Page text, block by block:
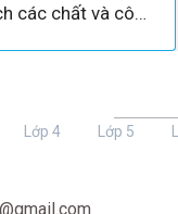
Nồng độ dung dịch các chất và công thức tính nồng độ - Hóa học lớp 8
Lớp 4 Lớp 5